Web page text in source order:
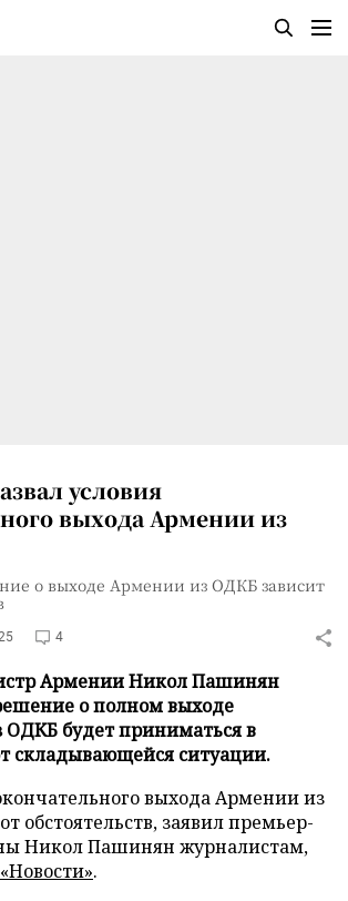
условия
выхода Армении из
о выходе Армении из ОДКБ зависит
4
Армении Никол Пашинян
о полном выходе
ОДКБ будет приниматься в
складывающейся ситуации.
выхода Армении из
обстоятельств, заявил премьер-
Никол Пашинян журналистам,
.